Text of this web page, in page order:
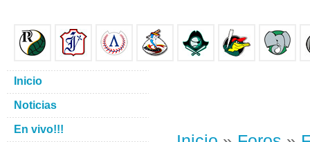
Inicio
Noticias
En vivo!!!